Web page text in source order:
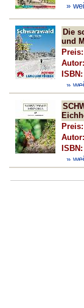
»
Die
und
Preis:
Autor:
ISBN:
»
Preis:
Autor:
ISBN:
»